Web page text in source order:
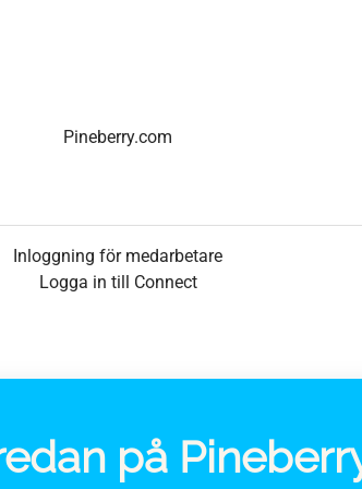
Pineberry.com
Inloggning för medarbetare
Logga in till Connect
på